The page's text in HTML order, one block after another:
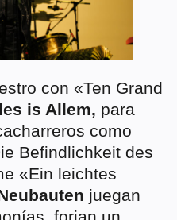
con «Ten Grand
is Allem, para
como
Befindlichkeit des
«Ein leichtes
juegan
forjan un